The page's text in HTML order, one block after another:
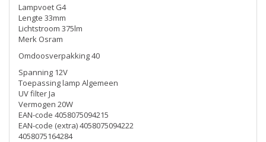
Lampvoet G4
Lengte 33mm
Lichtstroom 375lm
Merk Osram
Omdoosverpakking 40
Spanning 12V
Toepassing lamp Algemeen
UV filter Ja
Vermogen 20W
EAN-code 4058075094215
EAN-code (extra) 4058075094222
4058075164284